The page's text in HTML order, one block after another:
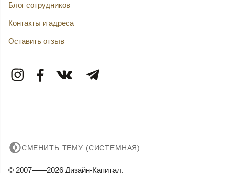
Блог сотрудников
Контакты и адреса
Оставить отзыв
СМЕНИТЬ ТЕМУ (СИСТЕМНАЯ)
© 2007——2026 Дизайн-Капитал.